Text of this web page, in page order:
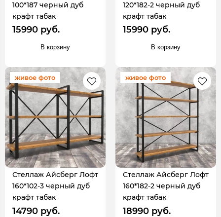
100*187 черный дуб
крафт табак
15990 руб.
В корзину
120*182-2 черный дуб
крафт табак
15990 руб.
В корзину
живое фото
Стеллаж Айсберг Лофт
160*102-3 черный дуб
крафт табак
14790 руб.
живое фото
Стеллаж Айсберг Лофт
160*182-2 черный дуб
крафт табак
18990 руб.